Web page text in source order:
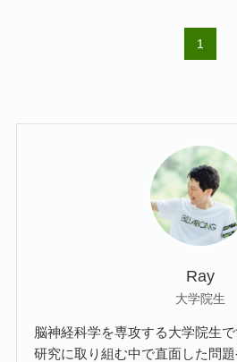
1
Ray
大学院生
脳神経科学を専攻する大学院生で
研究に取り組む中で直面した問